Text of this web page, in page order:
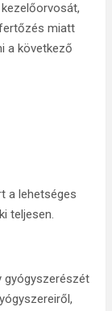
miatt
a következő
a lehetséges
teljesen.
gyógyszerészét